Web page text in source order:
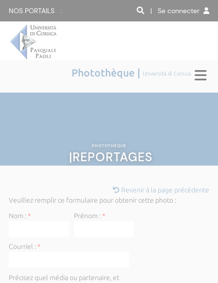
NOS PORTAILS : | Se connecter
Photothèque | Università di Corsica
PHOTOTHÈQUE
|REPORTAGES
Revenir à la page précédente
Veuillez remplir ce formulaire pour obtenir cette photo :
Nom :* Prénom :*
Courriel :*
Précisez quel média ou partenaire, et